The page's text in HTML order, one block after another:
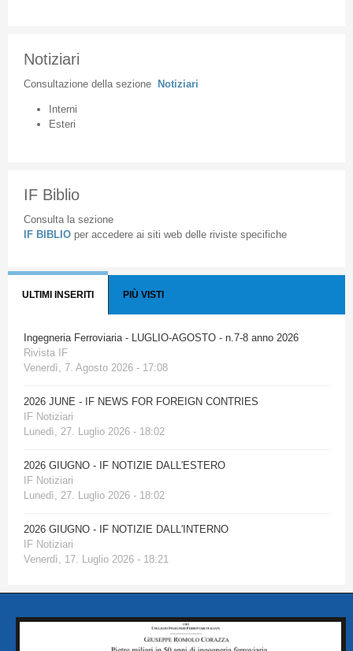
Notiziari
Consultazione della sezione Notiziari
Interni
Esteri
IF Biblio
Consulta la sezione
IF BIBLIO per accedere ai siti web delle riviste specifiche
ULTIMI INSERITI PIÙ VISTI
Ingegneria Ferroviaria - LUGLIO-AGOSTO - n.7-8 anno 2026
Rivista IF
Venerdì, 7. Agosto 2026 - 17:08
2026 JUNE - IF NEWS FOR FOREIGN CONTRIES
IF Notiziari
Lunedì, 27. Luglio 2026 - 18:02
2026 GIUGNO - IF NOTIZIE DALL'ESTERO
IF Notiziari
Lunedì, 27. Luglio 2026 - 18:02
2026 GIUGNO - IF NOTIZIE DALL'INTERNO
IF Notiziari
Venerdì, 17. Luglio 2026 - 18:21